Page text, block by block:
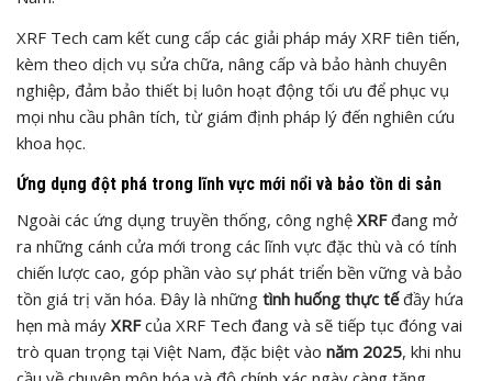
XRF Tech cam kết cung cấp các giải pháp máy XRF tiên tiến,
kèm theo dịch vụ sửa chữa, nâng cấp và bảo hành chuyên
nghiệp, đảm bảo thiết bị luôn hoạt động tối ưu để phục vụ
mọi nhu cầu phân tích, từ giám định pháp lý đến nghiên cứu
khoa học.
Ứng dụng đột phá trong lĩnh vực mới nổi và bảo tồn di sản
Ngoài các ứng dụng truyền thống, công nghệ XRFđang mở
ra những cánh cửa mới trong các lĩnh vực đặc thù và có tính
chiến lược cao, góp phần vào sự phát triển bền vững và bảo
tồn giá trị văn hóa. Đây là những tình huống thực tếđầy hứa
hẹn mà máy XRFcủa XRF Tech đang và sẽ tiếp tục đóng vai
trò quan trọng tại Việt Nam, đặc biệt vào năm 2025, khi nhu